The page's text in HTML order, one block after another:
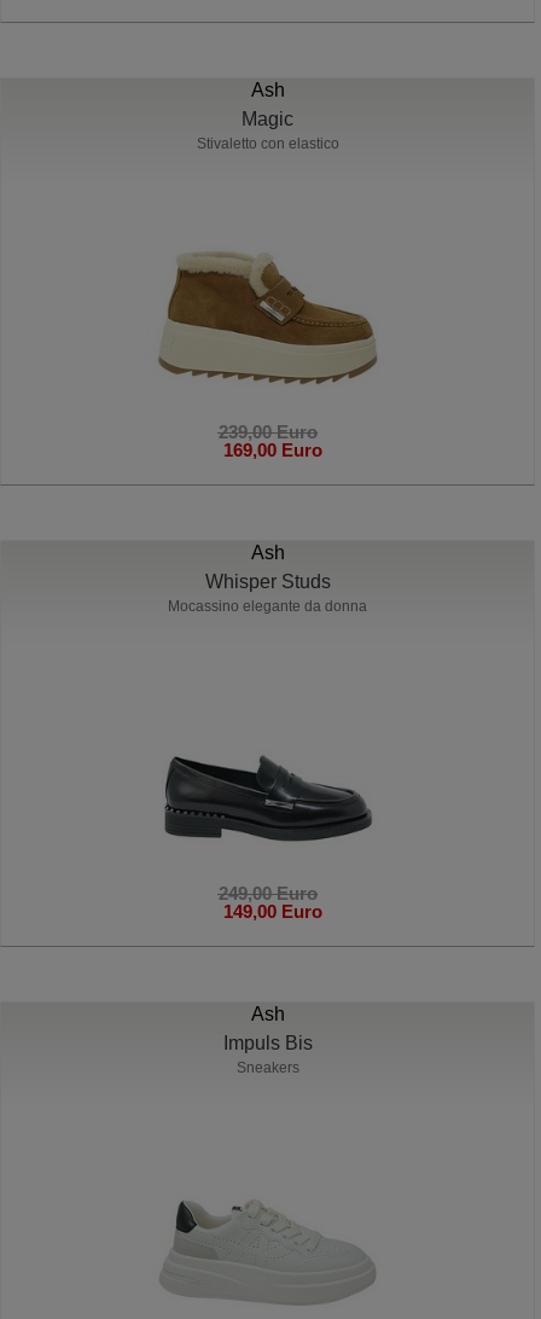
Ash
Magic
Stivaletto con elastico
239,00 Euro
169,00 Euro
Ash
Whisper Studs
Mocassino elegante da donna
249,00 Euro
149,00 Euro
Ash
Impuls Bis
Sneakers